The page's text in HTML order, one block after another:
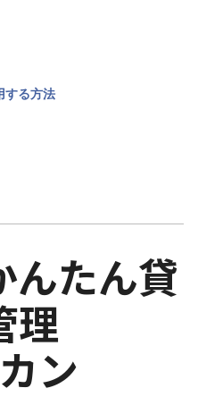
する方法
んたん貸
理
ン